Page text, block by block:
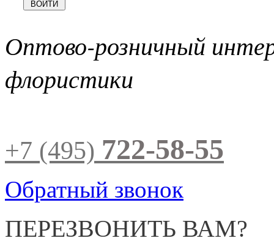
Оптово-розничный
флористики
+7 (495) 722-58-55
Обратный звонок
ПЕРЕЗВОНИТЬ ВАМ?